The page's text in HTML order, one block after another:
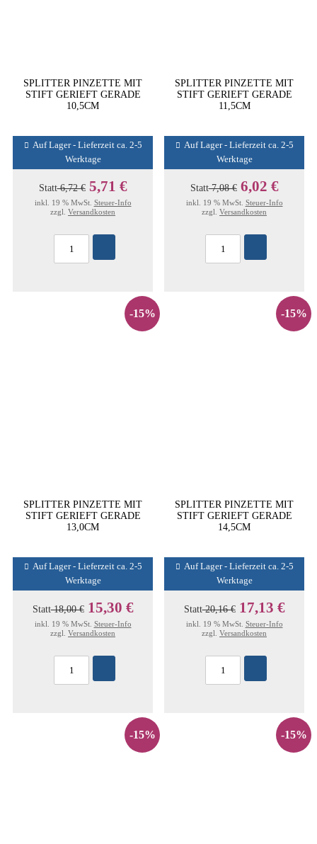
SPLITTER PINZETTE MIT
STIFT GERIEFT GERADE
10,5CM
Auf Lager - Lieferzeit ca. 2-5
Werktage
Statt6,72 € 5,71 €
inkl. 19 % MwSt. Steuer-Info
zzgl. Versandkosten
SPLITTER PINZETTE MIT
STIFT GERIEFT GERADE
11,5CM
Auf Lager - Lieferzeit ca. 2-5
Werktage
Statt7,08 € 6,02 €
inkl. 19 % MwSt. Steuer-Info
zzgl. Versandkosten
-15%
SPLITTER PINZETTE MIT
STIFT GERIEFT GERADE
13,0CM
Auf Lager - Lieferzeit ca. 2-5
Werktage
Statt18,00 € 15,30 €
inkl. 19 % MwSt. Steuer-Info
zzgl. Versandkosten
-15%
SPLITTER PINZETTE MIT
STIFT GERIEFT GERADE
14,5CM
Auf Lager - Lieferzeit ca. 2-5
Werktage
Statt20,16 € 17,13 €
inkl. 19 % MwSt. Steuer-Info
zzgl. Versandkosten
-15% -15%